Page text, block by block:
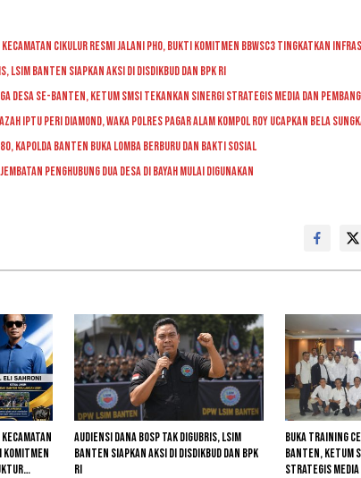
Cikulur Resmi Jalani PHO, Bukti Komitmen BBWSC3 Tingkatkan
LSIM Banten Siapkan Aksi di Disdikbud dan BPK RI
Desa se-Banten, Ketum SMSI Tekankan Sinergi Strategis Media dan
Iptu Peri Diamond, Waka Polres Pagar Alam Kompol Roy Ucapkan Bela
Kapolda Banten Buka Lomba Berburu dan Bakti Sosial
Penghubung Dua Desa di Bayah Mulai Digunakan
Komitmen
Audiensi Dana BOSP Tak Digubris, LSIM
Banten Siapkan Aksi di Disdikbud dan BPK
RI
Buka Training
Banten, Ketum
Strategis Media